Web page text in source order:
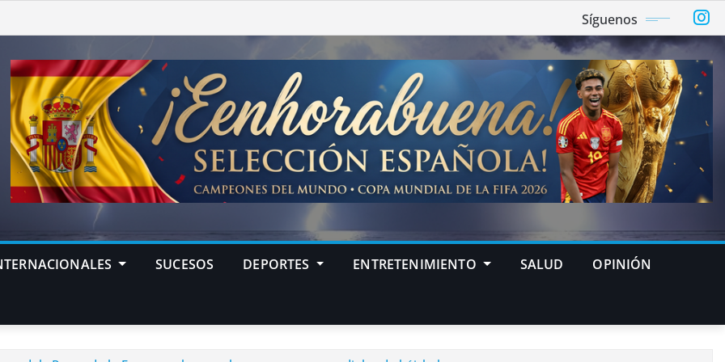
Síguenos
SUCESOS DEPORTES ENTRETENIMIENTO SALUD OPINIÓN